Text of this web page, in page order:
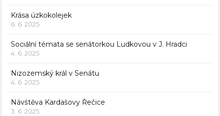
Krása úzkokolejek
6. 6. 2025
Sociální témata se senátorkou Ludkovou v J. Hradci
4. 6. 2025
Nizozemský král v Senátu
4. 6. 2025
Návštěva Kardašovy Řečice
3. 6. 2025